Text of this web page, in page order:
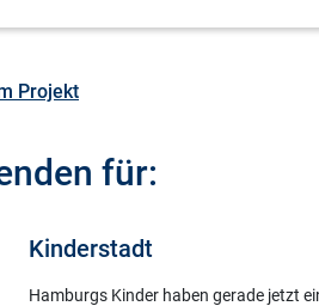
Projekt
für:
Kinderstadt
Hamburgs Kinder haben gerade jetzt